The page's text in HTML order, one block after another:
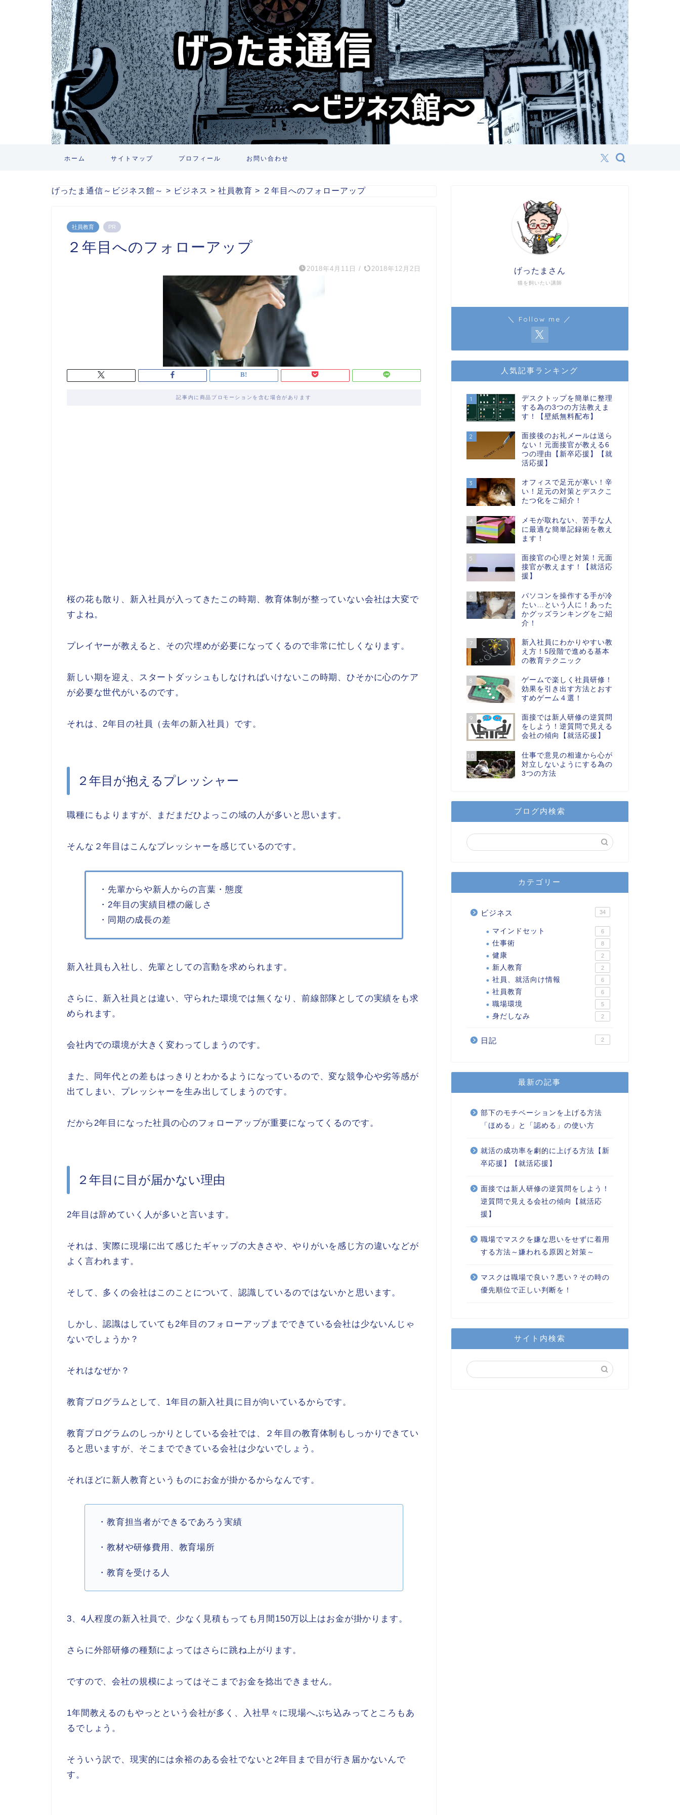
ホーム サイトマップ プロフィール お問い合わせ
げったま通信～ビジネス館～ > ビジネス > 社員教育 > ２年目へのフォローアップ
社員教育 PR
２年目へのフォローアップ
2018年4月11日 / 2018年12月2日
記事内に商品プロモーションを含む場合があります
桜の花も散り、新入社員が入ってきたこの時期、教育体制が整っていない会社は大変で
すよね。
プレイヤーが教えると、その穴埋めが必要になってくるので非常に忙しくなります。
新しい期を迎え、スタートダッシュもしなければいけないこの時期、ひそかに心のケア
が必要な世代がいるのです。
それは、2年目の社員（去年の新入社員）です。
２年目が抱えるプレッシャー
職種にもよりますが、まだまだひよっこの域の人が多いと思います。
そんな２年目はこんなプレッシャーを感じているのです。
・先輩からや新人からの言葉・態度
・2年目の実績目標の厳しさ
・同期の成長の差
新入社員も入社し、先輩としての言動を求められます。
さらに、新入社員とは違い、守られた環境では無くなり、前線部隊としての実績をも求
められます。
会社内での環境が大きく変わってしまうのです。
また、同年代との差もはっきりとわかるようになっているので、変な競争心や劣等感が
出てしまい、プレッシャーを生み出してしまうのです。
だから2年目になった社員の心のフォローアップが重要になってくるのです。
２年目に目が届かない理由
2年目は辞めていく人が多いと言います。
それは、実際に現場に出て感じたギャップの大きさや、やりがいを感じ方の違いなどが
よく言われます。
そして、多くの会社はこのことについて、認識しているのではないかと思います。
しかし、認識はしていても2年目のフォローアップまでできている会社は少ないんじゃ
ないでしょうか？
それはなぜか？
教育プログラムとして、1年目の新入社員に目が向いているからです。
教育プログラムのしっかりとしている会社では、２年目の教育体制もしっかりできてい
ると思いますが、そこまでできている会社は少ないでしょう。
それほどに新人教育というものにお金が掛かるからなんです。
・教育担当者ができるであろう実績
・教材や研修費用、教育場所
・教育を受ける人
3、4人程度の新入社員で、少なく見積もっても月間150万以上はお金が掛かります。
さらに外部研修の種類によってはさらに跳ね上がります。
ですので、会社の規模によってはそこまでお金を捻出できません。
1年間教えるのもやっとという会社が多く、入社早々に現場へぶち込みってところもあ
るでしょう。
そういう訳で、現実的には余裕のある会社でないと2年目まで目が行き届かないんで
す。
猫を飼いたい講師
げったまさん
＼ Follow me ／
人気記事ランキング
1
デスクトップを簡単に整理
する為の3つの方法教えま
す！【壁紙無料配布】
2
面接後のお礼メールは送ら
ない！元面接官が教える6
つの理由【新卒応援】【就
活応援】
3
オフィスで足元が寒い！辛
い！足元の対策とデスクこ
たつ化をご紹介！
4
メモが取れない、苦手な人
に最適な簡単記録術を教え
ます！
5
面接官の心理と対策！元面
接官が教えます！【就活応
援】
6
パソコンを操作する手が冷
たい…という人に！あった
かグッズランキングをご紹
介！
7
新入社員にわかりやすい教
え方！5段階で進める基本
の教育テクニック
8
ゲームで楽しく社員研修！
効果を引き出す方法とおす
すめゲーム４選！
9
面接では新人研修の逆質問
をしよう！逆質問で見える
会社の傾向【就活応援】
10
仕事で意見の相違から心が
対立しないようにする為の
3つの方法
ブログ内検索
カテゴリー
ビジネス 34
マインドセット 6
仕事術 8
健康 2
新人教育 2
社員、就活向け情報 6
社員教育 6
職場環境 5
身だしなみ 2
日記 2
最新の記事
部下のモチベーションを上げる方法
「ほめる」と「認める」の使い方
就活の成功率を劇的に上げる方法【新
卒応援】【就活応援】
面接では新人研修の逆質問をしよう！
逆質問で見える会社の傾向【就活応
援】
職場でマスクを嫌な思いをせずに着用
する方法～嫌われる原因と対策～
マスクは職場で良い？悪い？その時の
優先順位で正しい判断を！
サイト内検索